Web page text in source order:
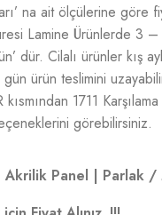
na ait ölçülerine göre
Lamine Ürünlerde 3
dür. Cilalı ürünler kış
ürün teslimini
1711
görebilirsiniz.
Akrilik Panel | Parlak /